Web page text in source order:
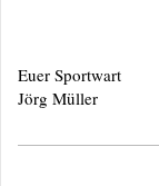
Euer Sportwart
Jörg Müller